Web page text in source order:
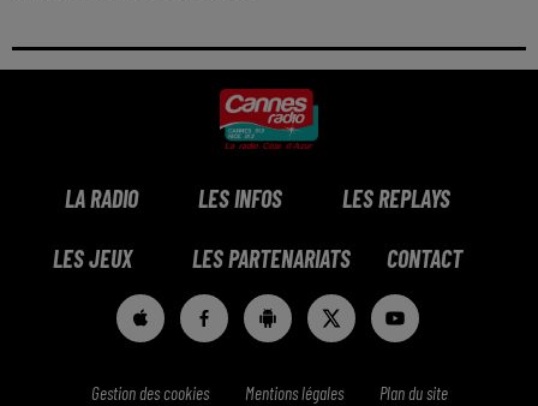
LA RADIO LES INFOS LES REPLAYS
LES JEUX LES PARTENARIATS CONTACT
Gestion des cookies Mentions légales Plan du site